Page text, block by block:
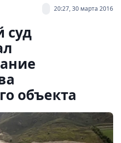
20:27, 30 марта 2016
суд
объекта